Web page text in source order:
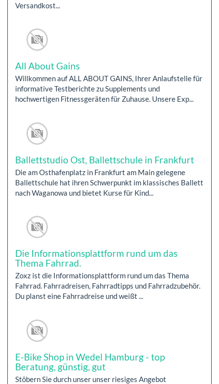
Versandkost...
All About Gains
Willkommen auf ALL ABOUT GAINS, Ihrer Anlaufstelle für
informative Testberichte zu Supplements und
hochwertigen Fitnessgeräten für Zuhause. Unsere Exp...
Ballettstudio Ost, Ballettschule in Frankfurt
Die am Osthafenplatz in Frankfurt am Main gelegene
Ballettschule hat ihren Schwerpunkt im klassisches Ballett
nach Waganowa und bietet Kurse für Kind...
Die Informationsplattform rund um das
Thema Fahrrad.
Zoxz ist die Informationsplattform rund um das Thema
Fahrrad. Fahrradreisen, Fahrradtipps und Fahrradzubehör.
Du planst eine Fahrradreise und weißt ...
E-Bike Shop in Wedel Hamburg - top
Beratung, günstig, gut
Stöbern Sie durch unser unser riesiges Angebot